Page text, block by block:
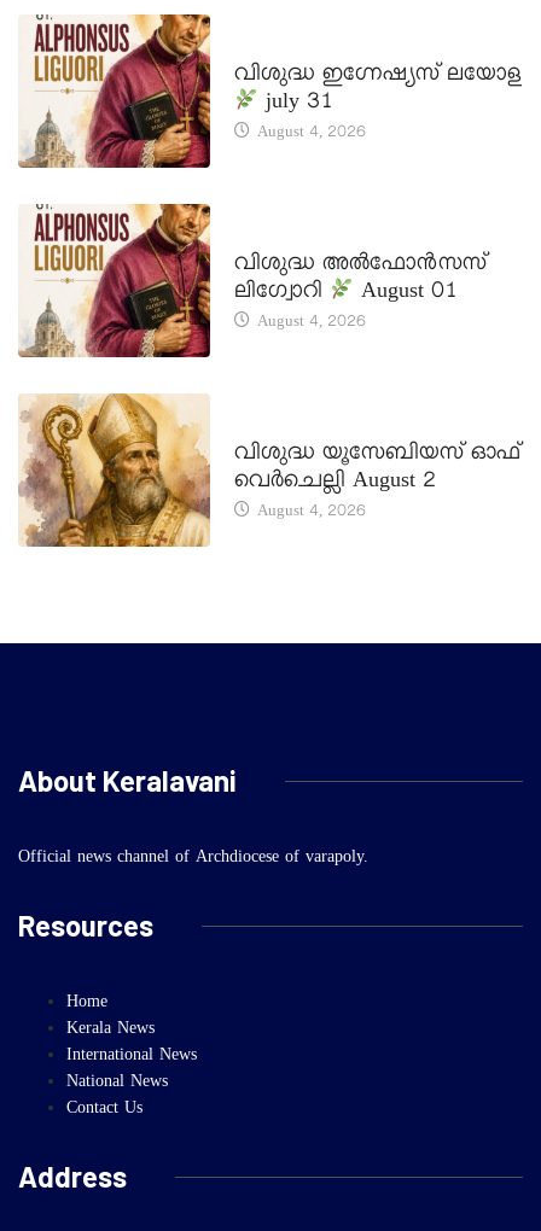
വിശുദ്ധ ഇഗ്നേഷ്യസ് ലയോള
july 31
August 4, 2026
വിശുദ്ധ അൽഫോൻസസ്
ലിഗ്വോറി
August 01
August 4, 2026
വിശുദ്ധ യൂസേബിയസ് ഓഫ്
വെർചെല്ലി August 2
August 4, 2026
About Keralavani
Official news channel of Archdiocese of varapoly.
Resources
Home
Kerala News
International News
National News
Contact Us
Address